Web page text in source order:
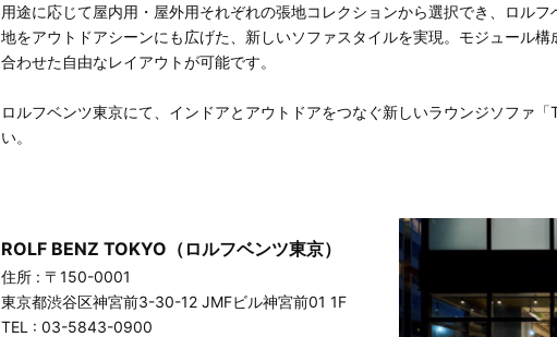
用途に応じて屋内用・屋外用それぞれの張地コレクションから選択でき、ロル
地をアウトドアシーンにも広げた、新しいソファスタイルを実現。モジュール構
合わせた自由なレイアウトが可能です。
ロルフベンツ東京にて、インドアとアウトドアをつなぐ新しいラウンジソファ「
い。
ROLF BENZ TOKYO（ロルフベンツ東京）
住所 : 〒150-0001
東京都渋谷区神宮前3-30-12 JMFビル神宮前01 1F
TEL : 03-5843-0900